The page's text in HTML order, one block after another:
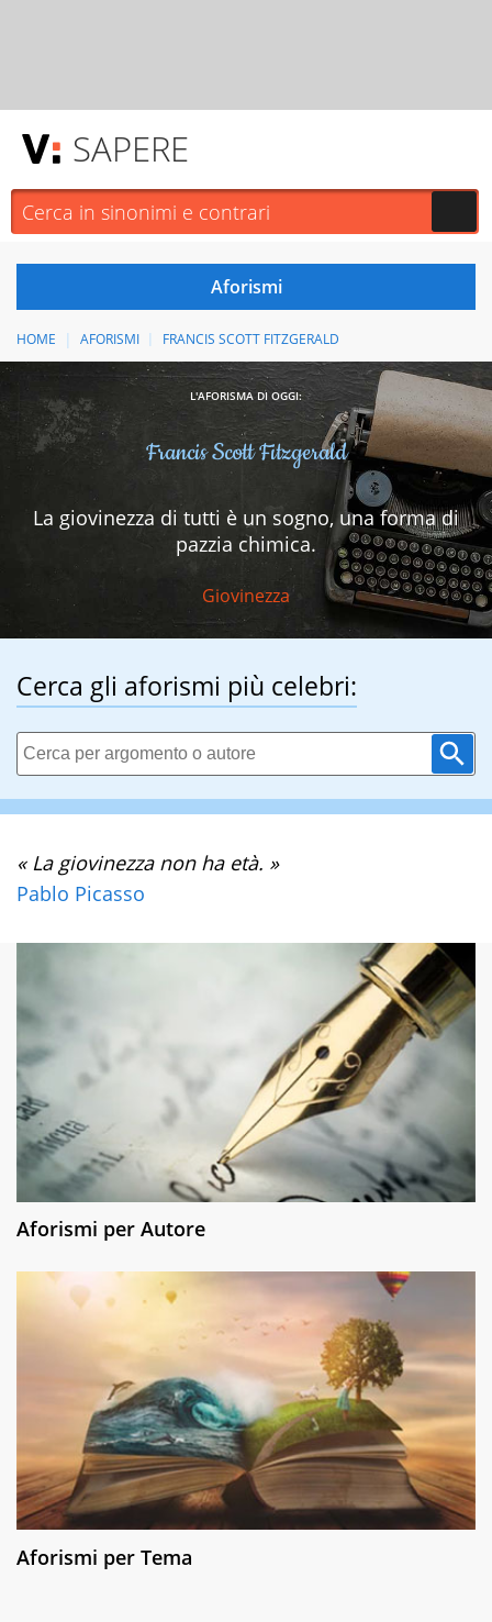
SAPERE
HOME AFORISMI FRANCIS SCOTT FITZGERALD
L'AFORISMA DI OGGI:
Francis Scott Fitzgerald
La giovinezza di tutti è un sogno, una forma di
pazzia chimica.
Giovinezza
Cerca gli aforismi più celebri:
« La giovinezza non ha età. »
Pablo Picasso
Aforismi per Autore
Aforismi per Tema